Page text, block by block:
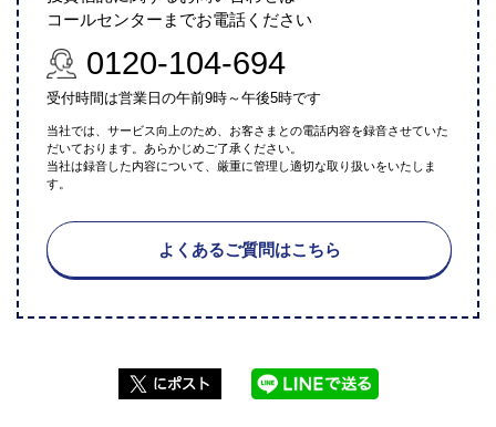
コールセンターまでお電話ください
0120-104-694
受付時間は営業日の午前9時～午後5時です
当社では、サービス向上のため、お客さまとの電話内容を録音させていた
だいております。あらかじめご了承ください。
当社は録音した内容について、厳重に管理し適切な取り扱いをいたしま
す。
よくあるご質問はこちら